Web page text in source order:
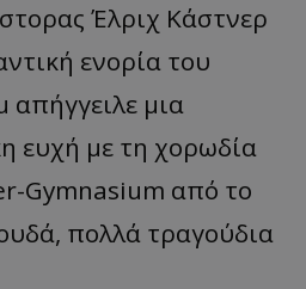
Έλριχ Κάστνερ
ενορία του
μια
ευχή με τη χορωδία
Gymnasium από το
πολλά τραγούδια